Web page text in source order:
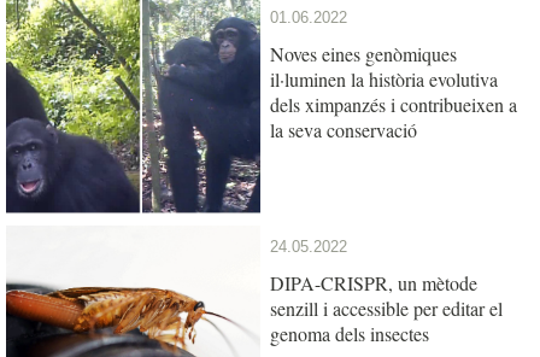
01.06.2022
Noves eines genòmiques
il·luminen la història evolutiva
dels ximpanzés i contribueixen a
la seva conservació
24.05.2022
DIPA-CRISPR, un mètode
senzill i accessible per editar el
genoma dels insectes